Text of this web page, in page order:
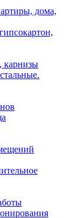
дома,
карнизы